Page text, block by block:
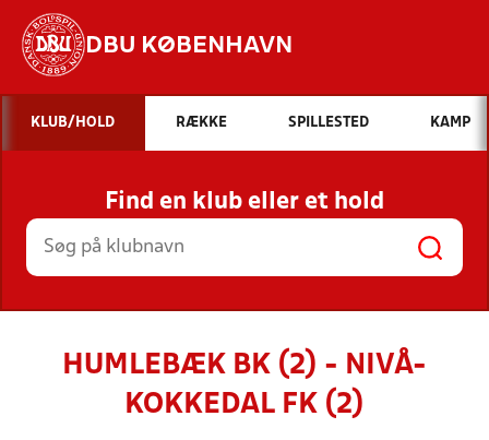
DBU KØBENHAVN
Hvad vil du søge efter?
INDHOLD OG NYHEDER
STILLINGER, RESULTATER, KLUBBER OG
HOLD
KLUB/HOLD RÆKKE SPILLESTED KAMP
Find en klub eller et hold
HUMLEBÆK BK (2) - NIVÅ-
KOKKEDAL FK (2)